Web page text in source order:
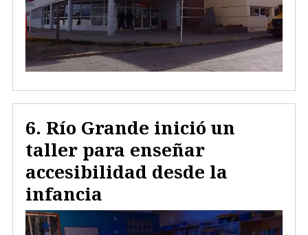
Río Grande inició un
taller para enseñar
accesibilidad desde la
infancia